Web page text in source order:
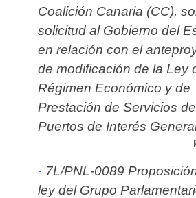
Coalición Canaria (CC),
solicitud al Gobierno del
en relación con el
de modificación de la Ley
Régimen Económico y de
Prestación de Servicios
Puertos de Interés
· 7L/PNL-0089
ley del Grupo